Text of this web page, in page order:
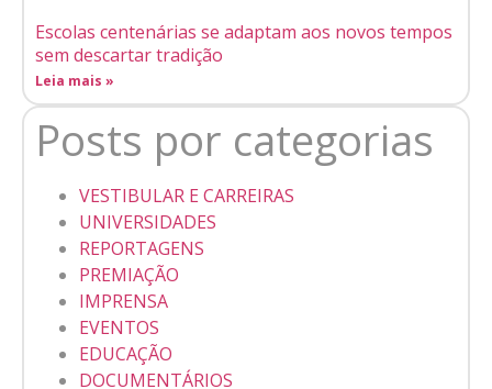
Escolas centenárias se adaptam aos novos tempos
sem descartar tradição
Leia mais »
Posts por categorias
VESTIBULAR E CARREIRAS
UNIVERSIDADES
REPORTAGENS
PREMIAÇÃO
IMPRENSA
EVENTOS
EDUCAÇÃO
DOCUMENTÁRIOS